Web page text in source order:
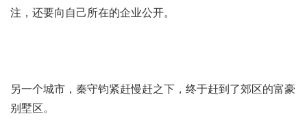
注，还要向自己所在的企业公开。
另一个城市，秦守钧紧赶慢赶之下，终于赶到了郊区的富豪
别墅区。